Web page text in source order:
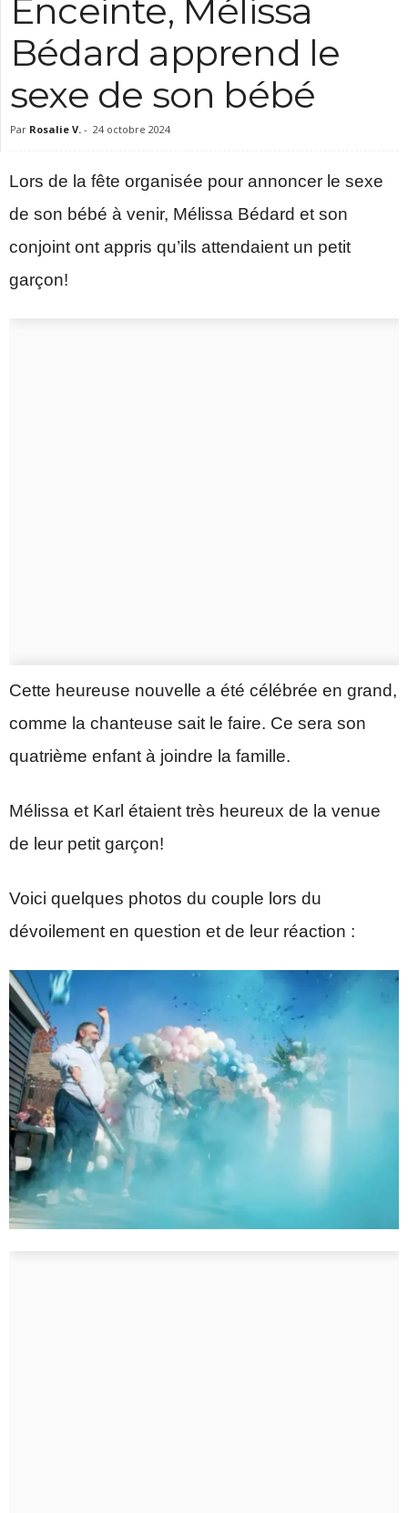
Enceinte, Mélissa
Bédard apprend le
sexe de son bébé
Par Rosalie V. - 24 octobre 2024
Lors de la fête organisée pour annoncer le sexe
de son bébé à venir, Mélissa Bédard et son
conjoint ont appris qu’ils attendaient un petit
garçon!
Cette heureuse nouvelle a été célébrée en grand,
comme la chanteuse sait le faire. Ce sera son
quatrième enfant à joindre la famille.
Mélissa et Karl étaient très heureux de la venue
de leur petit garçon!
Voici quelques photos du couple lors du
dévoilement en question et de leur réaction :